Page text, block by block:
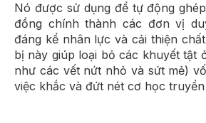
Nó được sử dụng để tự động
đồng chính thành các đơn vị
đáng kể nhân lực và cải thiện
bị này giúp loại bỏ các khuyết tật
như các vết nứt nhỏ và sứt mẻ)
việc khắc và đứt nét cơ học